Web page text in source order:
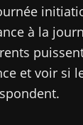
à la
et voir si